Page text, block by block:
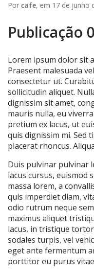
Por cafe, em 17 de junho
Publicação
Lorem ipsum dolor sit
Praesent malesuada
consectetur ut.
sollicitudin aliquet.
dignissim sit amet,
mauris nulla, eu
pretium ex lacus, ut
quis dignissim mi. Sed
placerat rhoncus.
Duis pulvinar pulvinar
lacus cursus, euismod
massa lorem, a
quis imperdiet diam,
odio rutrum neque
maximus aliquet
lacus, in tristique
sodales turpis, vel
eget ante fermentum
porttitor eu purus